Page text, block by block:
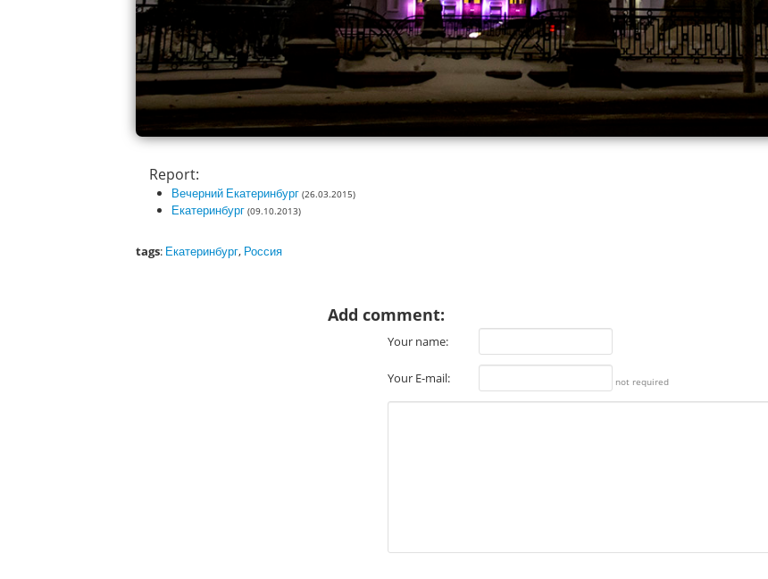
Report:
Вечерний Екатеринбург (26.03.2015)
Екатеринбург (09.10.2013)
tags: Екатеринбург, Россия
Add comment:
Your name:
Your E-mail: not required